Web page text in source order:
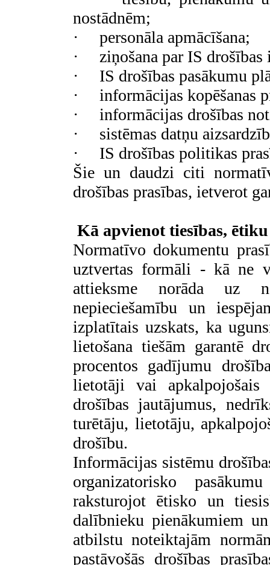
nostādnēm;
·
personāla apmācīšana;
·
ziņošana par IS
·
IS drošības pasākumu
·
informācijas kopēšanas
·
informācijas drošības
·
sistēmas datņu
·
IS drošības politikas
Šie un daudzi citi
drošības prasības, ietverot
Kā apvienot tiesības,
Normatīvo dokumentu
uztvertas formāli - kā ne
attieksme norāda uz
nepieciešamību un
izplatītais uzskats, ka
lietošana tiešām garantē
procentos gadījumu
lietotāji vai apkalpojošais
drošības jautājumus,
turētāju, lietotāju,
drošību.
Informācijas sistēmu
organizatorisko
raksturojot ētisko un
dalībnieku pienākumiem
atbilstu noteiktajām
pastāvošās drošības